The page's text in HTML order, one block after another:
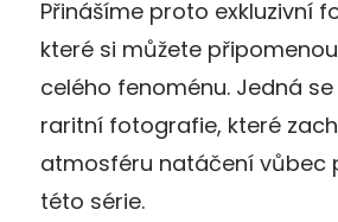
Přinášíme proto exkluzivní
které si můžete
celého fenoménu. Jedná
raritní fotografie, které
atmosféru natáčení vůbec
této série.